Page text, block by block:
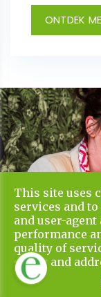
ONTDEK
This site uses
services and
and user-
performance
quality of
detect and